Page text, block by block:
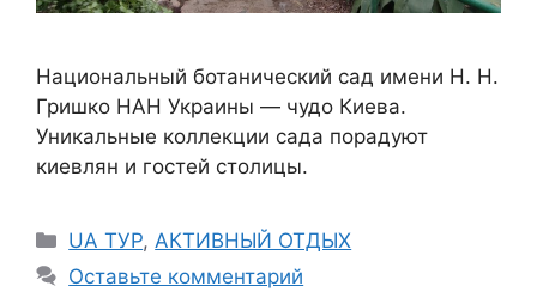
Национальный ботанический сад имени Н. Н.
Гришко НАН Украины — чудо Киева.
Уникальные коллекции сада порадуют
киевлян и гостей столицы.
Рубрики
UA ТУР,АКТИВНЫЙ ОТДЫХ
Оставьте комментарий